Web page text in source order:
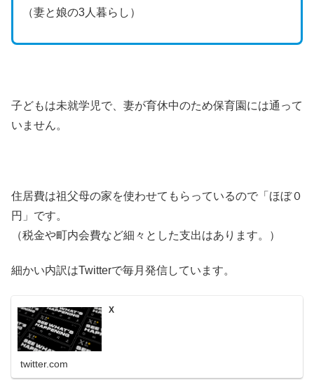
（妻と娘の3人暮らし）
子どもは未就学児で、妻が育休中のため保育園には通って
いません。
住居費は祖父母の家を使わせてもらっているので「ほぼ０
円」です。
（税金や町内会費など細々とした支出はあります。）
細かい内訳はTwitterで毎月発信しています。
X
twitter.com